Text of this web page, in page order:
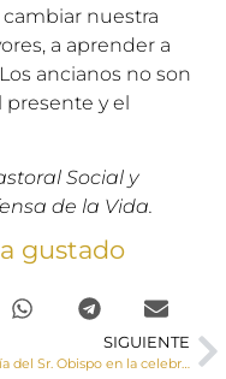
nuestra
a aprender a
ancianos no son
presente y el
Social y
de la Vida.
gustado
SIGUIENTE
Homilía del Sr. Obispo en la celebración eucarística por las víctimas del coronavirus